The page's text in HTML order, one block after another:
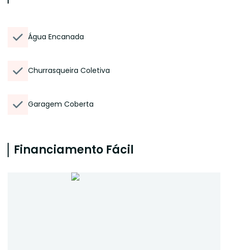
Água Encanada
Churrasqueira Coletiva
Garagem Coberta
Financiamento Fácil